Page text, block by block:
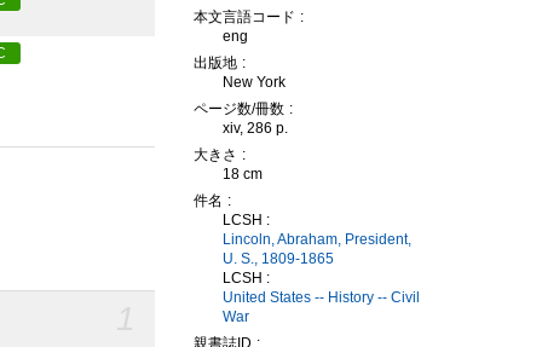
本文言語コード
eng
出版地
New York
ページ数/冊数
xiv, 286 p.
大きさ
18 cm
件名
LCSH :
Lincoln, Abraham, President,
U. S., 1809-1865
LCSH :
United States -- History -- Civil
War
親書誌ID